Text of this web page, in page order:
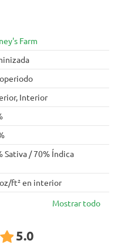
Farm
Interior
Sativa / 70% Índica
ft² en interior
Mostrar todo
5.0